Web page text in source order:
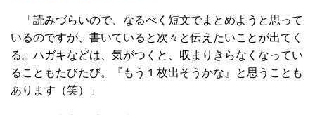
「読みづらいので、なるべく短文でまとめようと思って
いるのですが、書いていると次々と伝えたいことが出てく
る。ハガキなどは、気がつくと、収まりきらなくなってい
ることもたびたび。『もう１枚出そうかな』と思うことも
あります（笑）」